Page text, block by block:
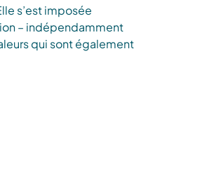
s’est imposée
– indépendamment
qui sont également